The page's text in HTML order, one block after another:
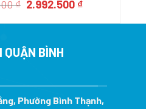
₫ Giá
là:
2.992.500 ₫Giá
tại
QUẬN BÌNH
Phường Bình Thạnh,